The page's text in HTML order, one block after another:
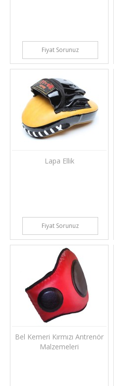
Fiyat Sorunuz
Lapa Ellik
Fiyat Sorunuz
Bel Kemeri Kırmızı Antrenör
Malzemeleri